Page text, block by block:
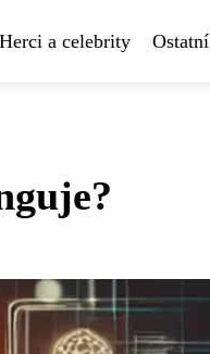
Herci a celebrity Ostatní